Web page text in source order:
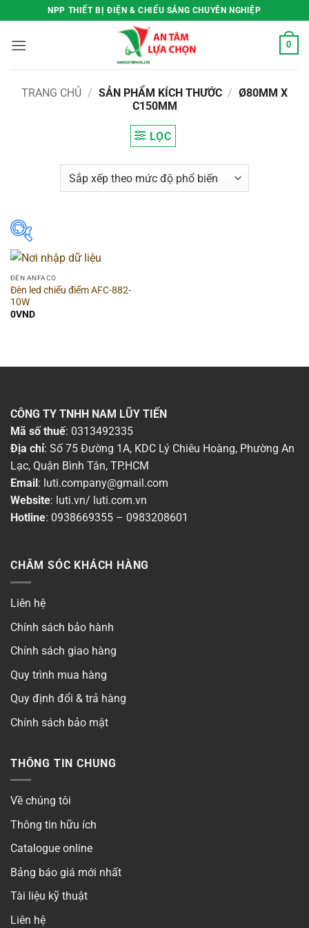
qua
nội
NPP THIẾT BỊ ĐIỆN & CHIẾU SÁNG CHUYÊN NGHIỆP
0
TRANG CHỦ / SẢN PHẨM KÍCH THƯỚC / Ø80MM X
C150MM
LỌC
Hình dạng
Dòng sản phẩm ▶
Chống nước (IP)
Màu sắc đèn
Công suất
Chiều ngang
Chiều cao
Quang thông
Khoét lỗ
Chip LED
Thời gian bảo hành
Số lõi
Điện áp
Kiểm định
Có
ĐÈN ANFACO
Đèn led chiếu điểm AFC-882-
10W
0VND
CÔNG TY TNHH NAM LŨY TIẾN
Mã số thuế: 0313492335
Địa chỉ: Số 75 Đường 1A, KDC Lý Chiêu Hoàng, Phường An
Lạc, Quận Bình Tân, TP.HCM
Email: luti.company@gmail.com
Website: luti.vn/ luti.com.vn
Hotline: 0938669355 – 0983208601
CHĂM SÓC KHÁCH HÀNG
Liên hệ
Chính sách bảo hành
Chính sách giao hàng
Quy trình mua hàng
Quy định đổi & trả hàng
Chính sách bảo mật
THÔNG TIN CHUNG
Về chúng tôi
Thông tin hữu ích
Catalogue online
Bảng báo giá mới nhất
Tài liệu kỹ thuật
Liên hệ